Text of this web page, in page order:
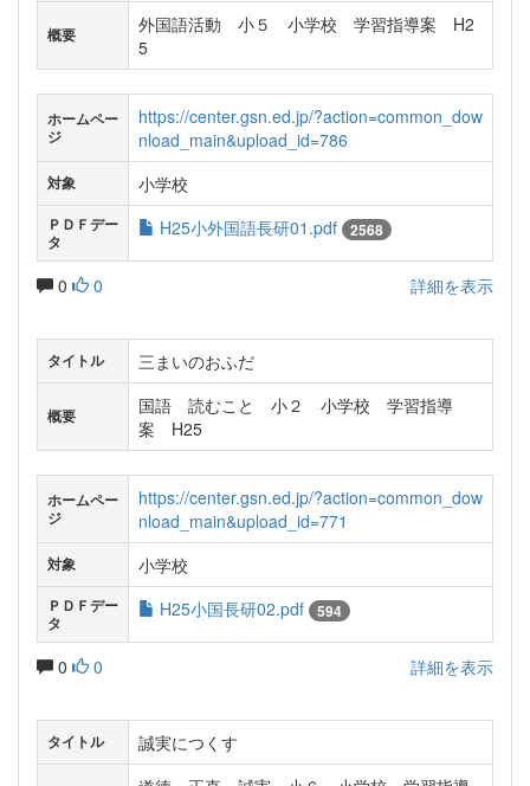
概要
外国語活動 小５ 小学校 学習指導案 H2
5
ホームペー
ジ
https://center.gsn.ed.jp/?action=common_dow
nload_main&upload_id=786
対象 小学校
ＰＤＦデー
タ
H25小外国語長研01.pdf 2568
0 0 詳細を表示
タイトル 三まいのおふだ
概要
国語 読むこと 小２ 小学校 学習指導
案 H25
ホームペー
ジ
https://center.gsn.ed.jp/?action=common_dow
nload_main&upload_id=771
対象 小学校
ＰＤＦデー
タ
H25小国長研02.pdf 594
0 0 詳細を表示
タイトル
誠実につくす